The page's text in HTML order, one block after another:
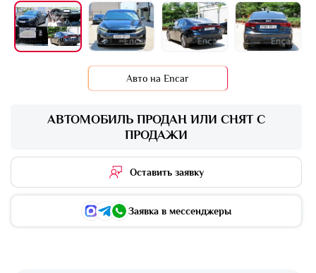
АВТОМОБИЛЬ ПРОДАН ИЛИ СНЯТ С
ПРОДАЖИ
Оставить заявку
Заявка в мессенджеры
Авто на Encar